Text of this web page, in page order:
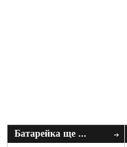
Батарейка ще ...